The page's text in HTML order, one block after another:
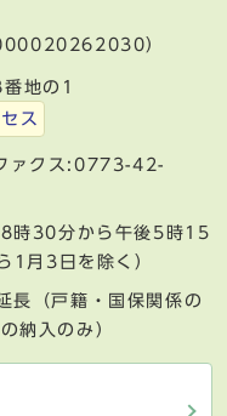
）
地の1
ス
ァクス:0773-42-
時30分から午後5時15
1月3日を除く）
長（戸籍・国保関係の
納入のみ）